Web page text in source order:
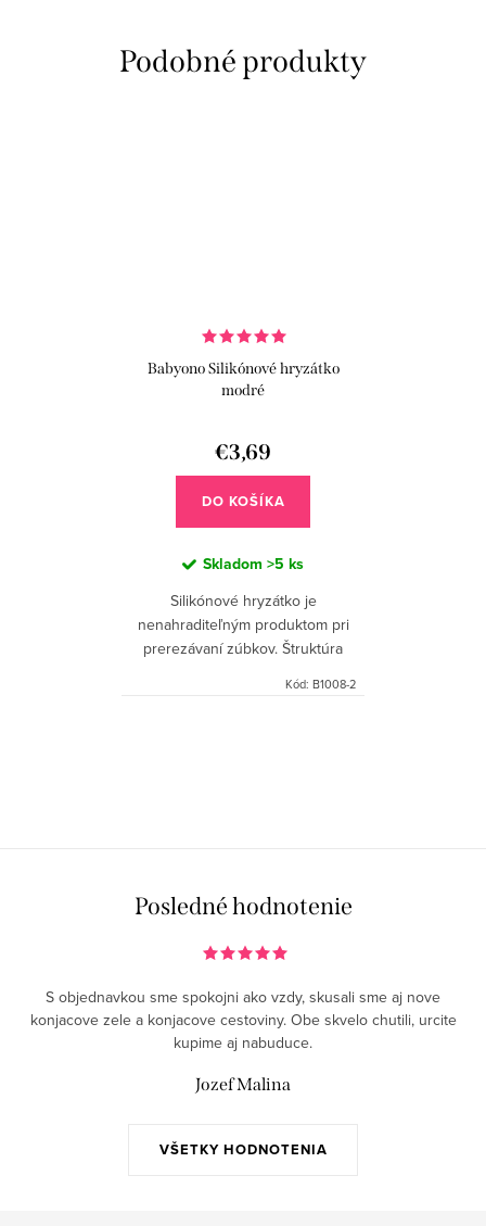
Babyono Silikónové hryzátko
modré
€3,69
DO KOŠÍKA
Skladom >5 ks
Silikónové hryzátko je
nenahraditeľným produktom pri
prerezávaní zúbkov. Štruktúra
upokojujúci gél a dať ho bábätku
Kód: B1008-2
Posledné hodnotenie
VŠETKY HODNOTENIA
S objednavkou sme spokojni ako vzdy, skusali sme aj nove
konjacove zele a konjacove cestoviny. Obe skvelo chutili, urcite
kupime aj nabuduce.
Jozef Malina